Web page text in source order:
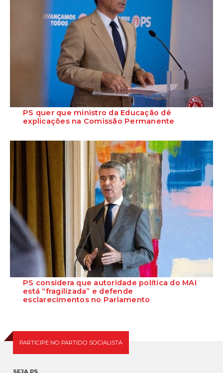
PS quer que ministro da Educação dê
explicações na Comissão Permanente
requerer a presença do minist...
PS considera que autoridade política do MAI
está “fragilizada” e defende
esclarecimentos no Parlamento
PARTICIPE NO PARTIDO SOCIALISTA
SEJA PS